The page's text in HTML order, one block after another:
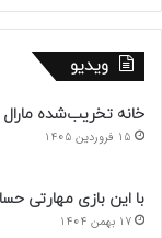
ویدیو
خانه تخریب‌شده
15 فروردین 1405
با این بازی مهارتی
17 بهمن 1404